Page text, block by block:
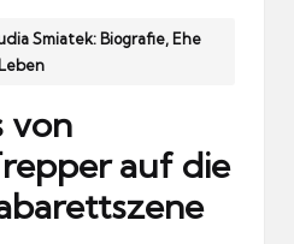
Smiatek: Biografie, Ehe
von
auf die